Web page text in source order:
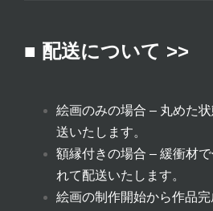
■ 配送について >>
絵画のみの場合 – 丸めた
送いたします。
額縁付きの場合 – 緩衝材
れて配送いたします。
絵画の制作開始から作品